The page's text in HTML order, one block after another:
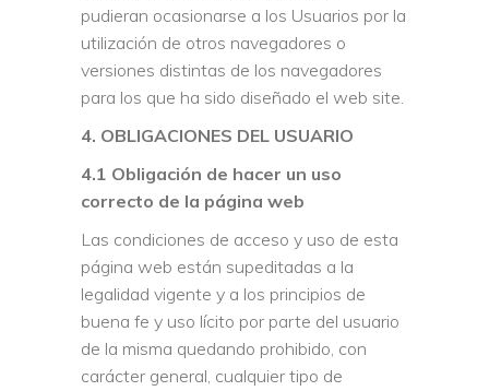
pudieran ocasionarse a los Usuarios por la
utilización de otros navegadores o
versiones distintas de los navegadores
para los que ha sido diseñado el web site.
4. OBLIGACIONES DEL USUARIO
4.1 Obligación de hacer un uso
correcto de la página web
Las condiciones de acceso y uso de esta
página web están supeditadas a la
legalidad vigente y a los principios de
buena fe y uso lícito por parte del usuario
de la misma quedando prohibido, con
carácter general, cualquier tipo de